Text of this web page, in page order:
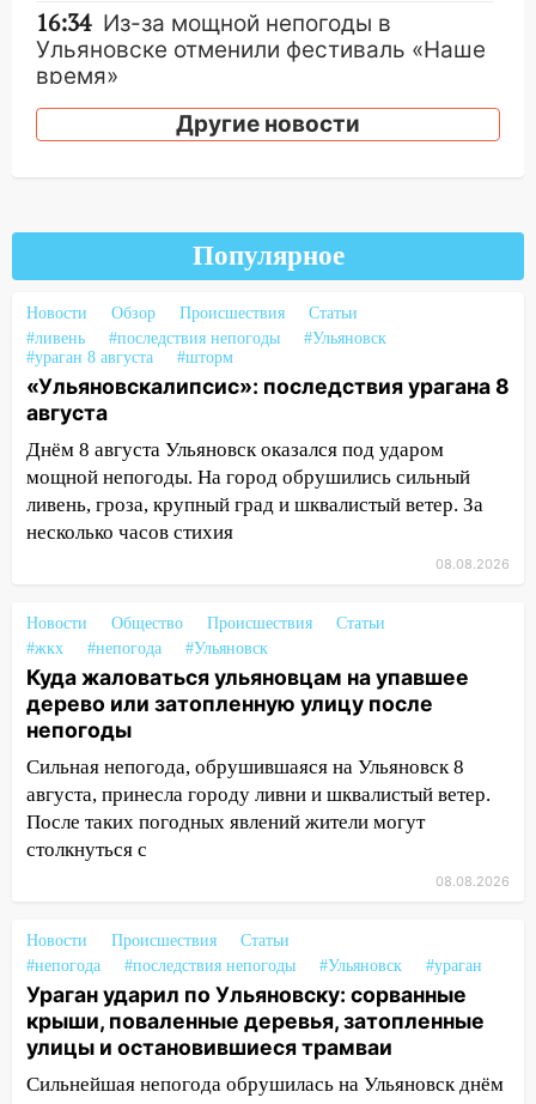
16:34 Из-за мощной непогоды в
Ульяновске отменили фестиваль «Наше
время»
16:17
Мелекесский район первым в
Ульяновской области намолотил более
Ульяновской области подали более 10
тысяч заявлений
15:04
Фоторепортаж с улиц Ульяновска
после шторма: поваленные деревья и
затопленные улицы
14:28 Ураган вырвал остановку на улице
Деева в Заволжье
14:26 Жители Ульяновска сами
пытаются расчистить ливнёвки, не
дождавшись коммунальщиков
светофор
14:14 Студента из Ульяновска обманули
мошенники под видом преподавателя
14:12 Куда жаловаться ульяновцам на
упавшее дерево или затопленную улицу
после непогоды
13:59 В Новом городе ураганным
ветром сорвало опалубку со
13:54
В мэрии Ульяновска рассказали,
как устраняют последствия мощного
шторма
13:49 Стихия продолжает крушить
Ульяновск: дерево рухнуло на дом на
Орджоникидзе
Другие новости
Популярное
Новости Обзор Происшествия
Статьи
#ливень
#последствия непогоды
#Ульяновск
#ураган 8 августа
#шторм
«Ульяновскалипсис»: последствия урагана 8
августа
Днём 8 августа Ульяновск оказался под ударом
мощной непогоды. На город обрушились сильный
ливень, гроза, крупный град и шквалистый ветер. За
несколько часов стихия
08.08.2026
Новости Общество Происшествия
Статьи
#жкх
#непогода #Ульяновск
Куда жаловаться ульяновцам на упавшее
дерево или затопленную улицу после
непогоды
Сильная непогода, обрушившаяся на Ульяновск 8
августа, принесла городу ливни и шквалистый ветер.
После таких погодных явлений жители могут
столкнуться с
08.08.2026
Новости Происшествия
Статьи
#непогода
#последствия непогоды #Ульяновск #ураган
Ураган ударил по Ульяновску: сорванные
крыши, поваленные деревья, затопленные
улицы и остановившиеся трамваи
Сильнейшая непогода обрушилась на Ульяновск днём